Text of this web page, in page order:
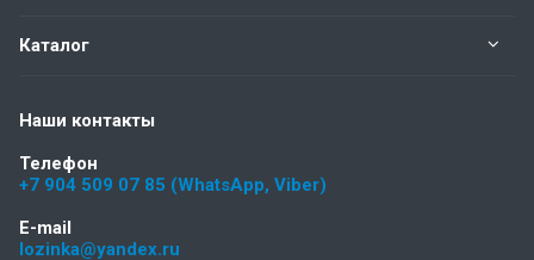
Каталог
Наши контакты
Телефон
+7 904 509 07 85 (WhatsApp, Viber)
E-mail
lozinka@yandex.ru